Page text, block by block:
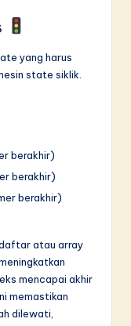
yang harus
state siklik.
berakhir)
berakhir)
berakhir)
atau array
mencapai akhir
memastikan
dilewati,